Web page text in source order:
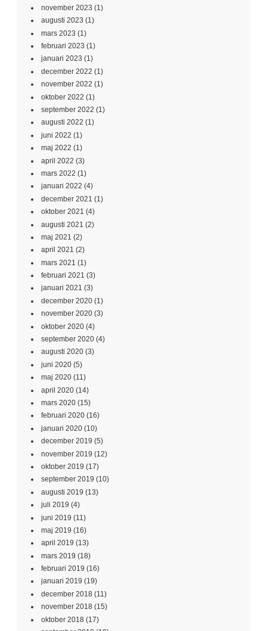
november 2023 (1)
augusti 2023 (1)
mars 2023 (1)
februari 2023 (1)
januari 2023 (1)
december 2022 (1)
november 2022 (1)
oktober 2022 (1)
september 2022 (1)
augusti 2022 (1)
juni 2022 (1)
maj 2022 (1)
april 2022 (3)
mars 2022 (1)
januari 2022 (4)
december 2021 (1)
oktober 2021 (4)
augusti 2021 (2)
maj 2021 (2)
april 2021 (2)
mars 2021 (1)
februari 2021 (3)
januari 2021 (3)
december 2020 (1)
november 2020 (3)
oktober 2020 (4)
september 2020 (4)
augusti 2020 (3)
juni 2020 (5)
maj 2020 (11)
april 2020 (14)
mars 2020 (15)
februari 2020 (16)
januari 2020 (10)
december 2019 (5)
november 2019 (12)
oktober 2019 (17)
september 2019 (10)
augusti 2019 (13)
juli 2019 (4)
juni 2019 (11)
maj 2019 (16)
april 2019 (13)
mars 2019 (18)
februari 2019 (16)
januari 2019 (19)
december 2018 (11)
november 2018 (15)
oktober 2018 (17)